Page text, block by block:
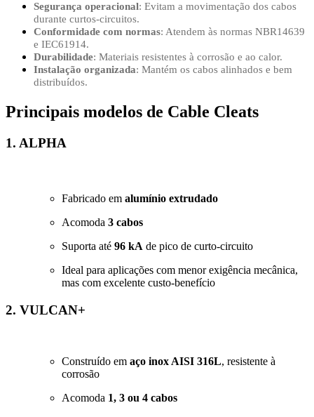
Segurança operacional: Evitam a movimentação dos cabos
durante curtos-circuitos.
Conformidade com normas: Atendem às normas NBR14639
e IEC61914.
Durabilidade: Materiais resistentes à corrosão e ao calor.
Instalação organizada: Mantém os cabos alinhados e bem
distribuídos.
Principais modelos de Cable Cleats
1. ALPHA
Fabricado em alumínio extrudado
Acomoda 3 cabos
Suporta até 96 kA de pico de curto-circuito
Ideal para aplicações com menor exigência mecânica,
mas com excelente custo-benefício
2. VULCAN+
Construído em aço inox AISI 316L, resistente à
corrosão
Acomoda 1, 3 ou 4 cabos